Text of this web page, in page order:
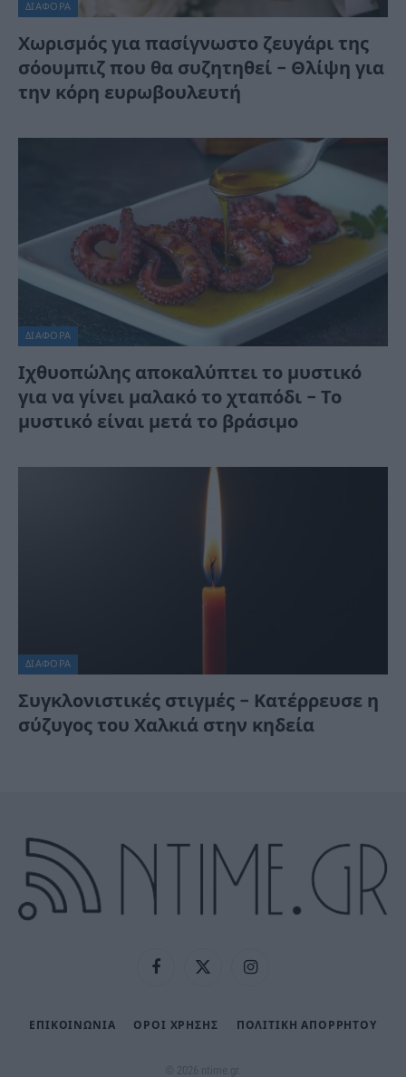
ΔΙΆΦΟΡΑ
Χωρισμός για πασίγνωστο ζευγάρι της
σόουμπιζ που θα συζητηθεί – Θλίψη για
την κόρη ευρωβουλευτή
ΔΙΆΦΟΡΑ
Ιχθυοπώλης αποκαλύπτει το μυστικό
για να γίνει μαλακό το χταπόδι – Το
μυστικό είναι μετά το βράσιμο
ΔΙΆΦΟΡΑ
Συγκλονιστικές στιγμές – Κατέρρευσε η
σύζυγος του Χαλκιά στην κηδεία
Facebook X
Instagram
ΕΠΙΚΟΙΝΩΝΙΑ ΟΡΟΙ ΧΡΗΣΗΣ ΠΟΛΙΤΙΚΉ ΑΠΟΡΡΉΤΟΥ